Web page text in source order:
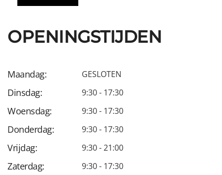
OPENINGSTIJDEN
Maandag: GESLOTEN
Dinsdag: 9:30 - 17:30
Woensdag: 9:30 - 17:30
Donderdag: 9:30 - 17:30
Vrijdag: 9:30 - 21:00
Zaterdag: 9:30 - 17:30